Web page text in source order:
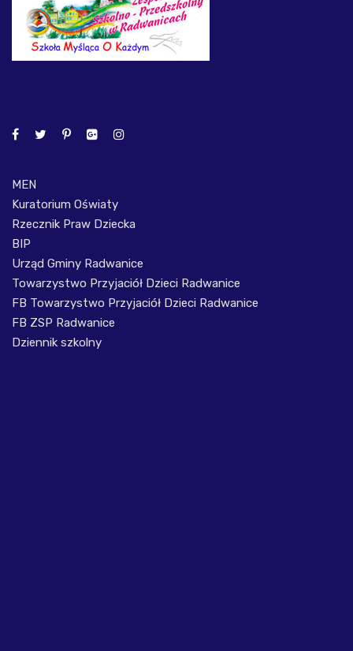
MEN
Kuratorium Oświaty
Rzecznik Praw Dziecka
BIP
Urząd Gminy Radwanice
Towarzystwo Przyjaciół Dzieci Radwanice
FB Towarzystwo Przyjaciół Dzieci Radwanice
FB ZSP Radwanice
Dziennik szkolny